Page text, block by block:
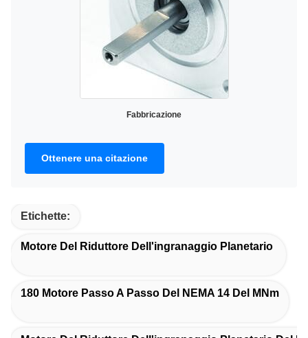
Fabbricazione
Ottenere una citazione
Etichette:
Motore Del Riduttore Dell'ingranaggio Planetario
180 Motore Passo A Passo Del NEMA 14 Del MNm